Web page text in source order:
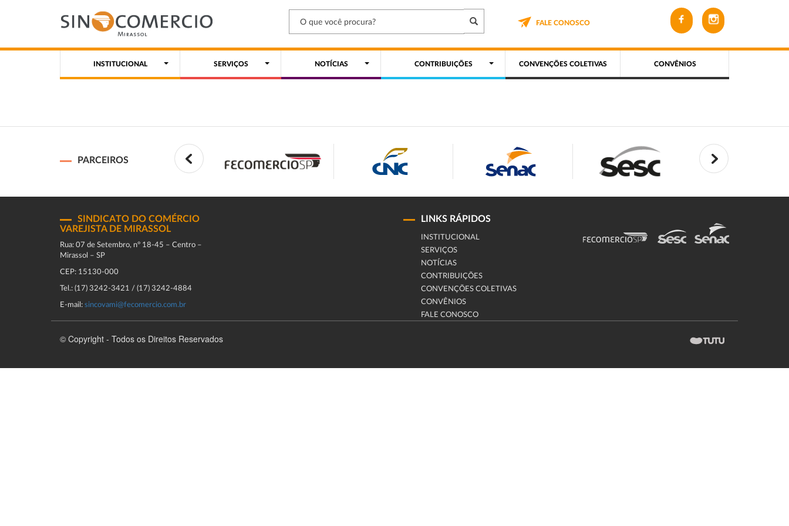
FALE CONOSCO
INSTITUCIONAL SERVIÇOS NOTÍCIAS CONTRIBUIÇÕES CONVENÇÕES COLETIVAS CONVÊNIOS
PARCEIROS
SINDICATO DO COMÉRCIO
VAREJISTA DE MIRASSOL
Rua: 07 de Setembro, n° 18-45 – Centro –
Mirassol – SP
CEP: 15130-000
Tel.: (17) 3242-3421 / (17) 3242-4884
E-mail: sincovami@fecomercio.com.br
LINKS RÁPIDOS
INSTITUCIONAL
SERVIÇOS
NOTÍCIAS
CONTRIBUIÇÕES
CONVENÇÕES COLETIVAS
CONVÊNIOS
FALE CONOSCO
© Copyright - Todos os Direitos Reservados